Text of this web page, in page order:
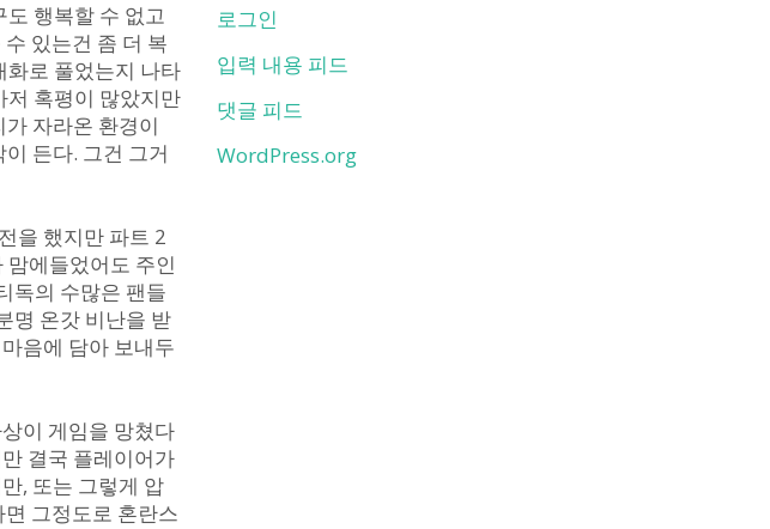
도 행복할 수 없고
있는건 좀 더 복
화로 풀었는지 나타
저 혹평이 많았지만
자라온 환경이
든다. 그건 그거
을 했지만 파트 2
에들었어도 주인
독의 수많은 팬들
명 온갓 비난을 받
음에 담아 보내두
이 게임을 망쳤다
결국 플레이어가
, 또는 그렇게 압
그정도로 혼란스
로그인
입력 내용 피드
댓글 피드
WordPress.org